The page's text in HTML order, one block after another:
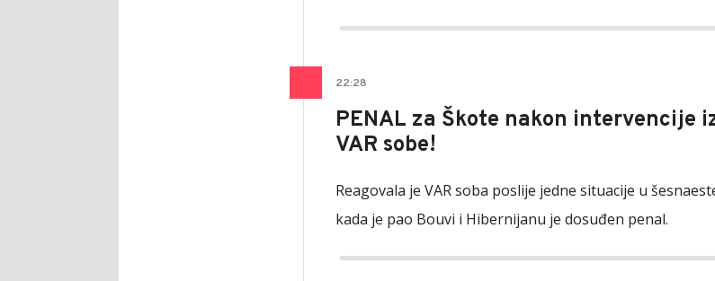
22:28
PENAL za Škote nakon intervencije
VAR sobe!
Reagovala je VAR soba poslije jedne situacije u
kada je pao Bouvi i Hibernijanu je dosuđen penal.